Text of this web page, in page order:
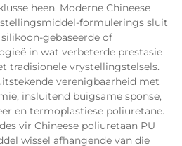
heen. Moderne Chineese
formulerings sluit
gebaseerde of
in wat verbeterde prestasie
tradisionele vrystellingstelsels.
verenigbaarheid met
insluitend buigsame sponse,
en termoplastiese poliuretane.
vir Chineese poliuretaan PU
wissel afhangende van die